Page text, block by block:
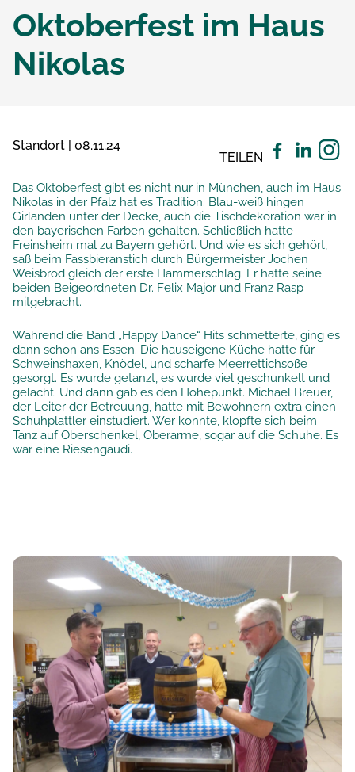
Oktoberfest im Haus
Nikolas
Standort | 08.11.24
TEILEN
Das Oktoberfest gibt es nicht nur in München, auch im Haus
Nikolas in der Pfalz hat es Tradition. Blau-weiß hingen
Girlanden unter der Decke, auch die Tischdekoration war in
den bayerischen Farben gehalten. Schließlich hatte
Freinsheim mal zu Bayern gehört. Und wie es sich gehört,
saß beim Fassbieranstich durch Bürgermeister Jochen
Weisbrod gleich der erste Hammerschlag. Er hatte seine
beiden Beigeordneten Dr. Felix Major und Franz Rasp
mitgebracht.
Während die Band „Happy Dance“ Hits schmetterte, ging es
dann schon ans Essen. Die hauseigene Küche hatte für
Schweinshaxen, Knödel, und scharfe Meerrettichsoße
gesorgt. Es wurde getanzt, es wurde viel geschunkelt und
gelacht. Und dann gab es den Höhepunkt. Michael Breuer,
der Leiter der Betreuung, hatte mit Bewohnern extra einen
Schuhplattler einstudiert. Wer konnte, klopfte sich beim
Tanz auf Oberschenkel, Oberarme, sogar auf die Schuhe. Es
war eine Riesengaudi.